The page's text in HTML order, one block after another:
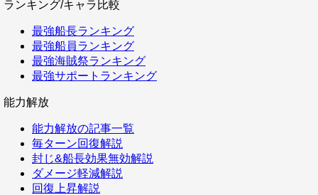
ランキング/キャラ比較
最強船長ランキング
最強船員ランキング
最強海賊祭ランキング
最強サポートランキング
能力解放
能力解放の記事一覧
毎ターン回復解説
封じ&船長効果無効解説
ダメージ軽減解説
回復上昇解説